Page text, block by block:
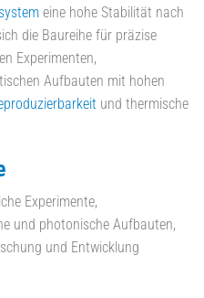
eine hohe Stabilität nach
die Baureihe für präzise
Experimenten,
Aufbauten mit hohen
und thermische
Experimente,
und photonische Aufbauten,
und Entwicklung